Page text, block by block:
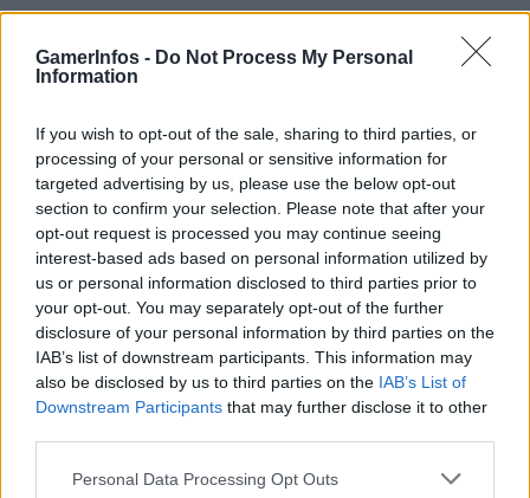
GamerInfos - Do Not Process My Personal
Information
If you wish to opt-out of the sale, sharing to third parties, or
processing of your personal or sensitive information for
targeted advertising by us, please use the below opt-out
section to confirm your selection. Please note that after your
opt-out request is processed you may continue seeing
interest-based ads based on personal information utilized by
us or personal information disclosed to third parties prior to
your opt-out. You may separately opt-out of the further
disclosure of your personal information by third parties on the
IAB’s list of downstream participants. This information may
also be disclosed by us to third parties on the IAB’s List of
Downstream Participants that may further disclose it to other
Personal Data Processing Opt Outs
TAGS Star Wars Outlaws
Vorheriger Artikel
GTA 6: Das am heißesten
erwartete Spiel aller Zeiten? +
Neue Infos
Nächster Artikel
Star Wars Outlaws: Dieses
neue Update ändert vieles
RELATED ARTICLES
Sony bereitet sich auf GTA 6 vor – PS5-Nachschub für den Mega-Launch